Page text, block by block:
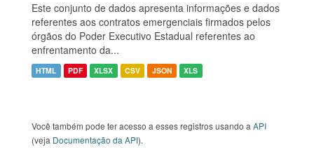
Este conjunto de dados apresenta informações e dados
referentes aos contratos emergenciais firmados pelos
órgãos do Poder Executivo Estadual referentes ao
enfrentamento da...
HTML PDF XLSX CSV JSON XLS
Você também pode ter acesso a esses registros usando a API
(veja Documentação da API).